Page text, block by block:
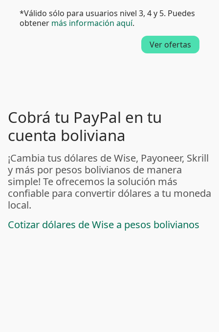
*Válido sólo para usuarios nivel 3, 4 y 5. Puedes
obtener más información aquí.
Ver ofertas
Cobrá tu PayPal en tu
cuenta boliviana
¡Cambia tus dólares de Wise, Payoneer, Skrill
y más por pesos bolivianos de manera
simple! Te ofrecemos la solución más
confiable para convertir dólares a tu moneda
local.
Cotizar dólares de Wise a pesos bolivianos